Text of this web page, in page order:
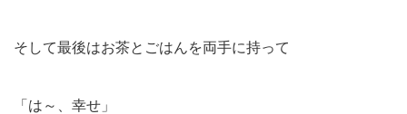
そして最後はお茶とごはんを両手に持って
「は～、幸せ」